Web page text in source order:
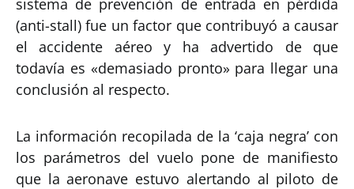
sistema de prevención de entrada en pérdida
(anti-stall) fue un factor que contribuyó a causar
el accidente aéreo y ha advertido de que
todavía es «demasiado pronto» para llegar una
conclusión al respecto.
La información recopilada de la ‘caja negra’ con
los parámetros del vuelo pone de manifiesto
que la aeronave estuvo alertando al piloto de